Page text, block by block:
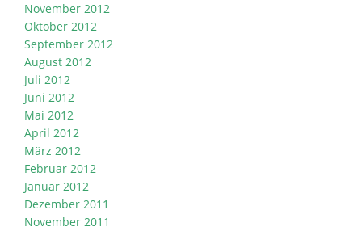
November 2012
Oktober 2012
September 2012
August 2012
Juli 2012
Juni 2012
Mai 2012
April 2012
März 2012
Februar 2012
Januar 2012
Dezember 2011
November 2011